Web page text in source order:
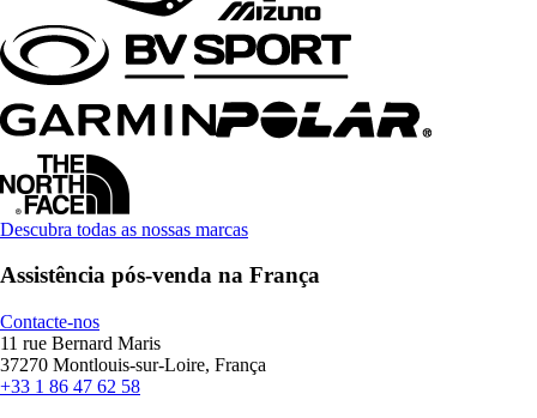
Descubra todas as nossas marcas
Assistência pós-venda na França
Contacte-nos
11 rue Bernard Maris
37270 Montlouis-sur-Loire, França
+33 1 86 47 62 58